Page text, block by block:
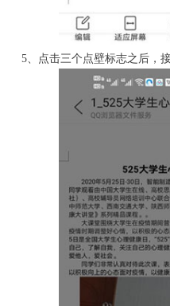
5、点击三个点壁标志之后，